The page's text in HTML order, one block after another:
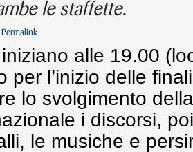
le staffette.
Permalink
alle 19.00
per l’inizio delle
lo svolgimento
i discorsi,
le musiche e